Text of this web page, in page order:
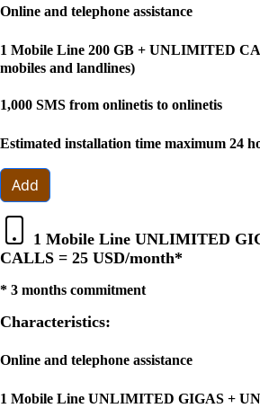
Online and telephone assistance
1 Mobile Line 200 GB + UNLIMITED
mobiles and landlines)
1,000 SMS from onlinetis to onlinetis
Estimated installation time maximum 24
Add
1 Mobile Line UNLIMITED
CALLS = 25 USD/month*
* 3 months commitment
Characteristics:
Online and telephone assistance
1 Mobile Line UNLIMITED GIGAS +